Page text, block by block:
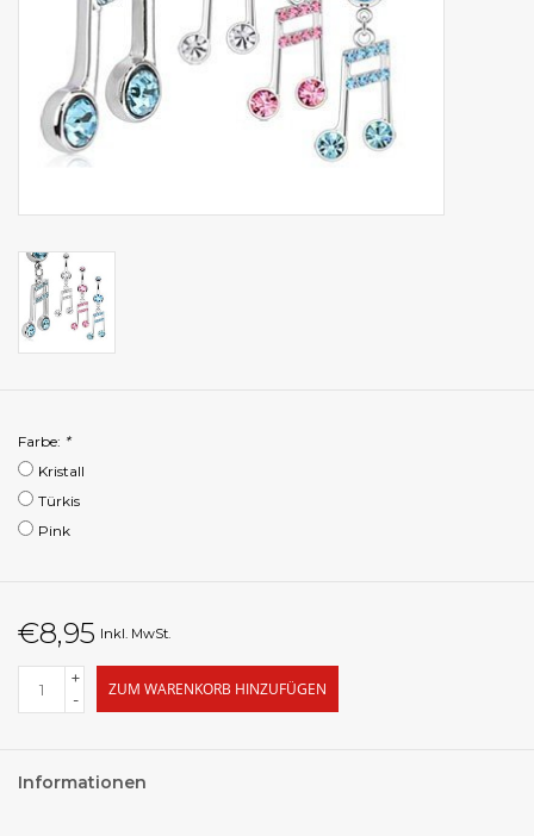
Farbe: *
Kristall
Türkis
Pink
€8,95 Inkl. MwSt.
+
-
ZUM WARENKORB HINZUFÜGEN
Informationen